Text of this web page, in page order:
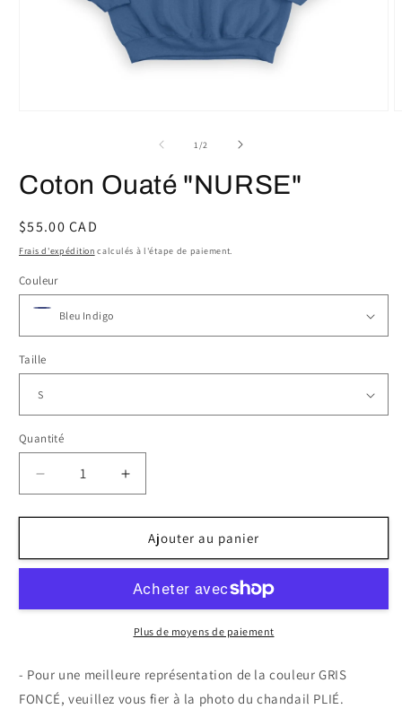
une
fenêtre
1/de2
Coton Ouaté "NURSE"
Prix
habituel
$55.00 CAD
Frais d'expédition calculés à l'étape de paiement.
Couleur
Taille
Quantité
Quantité
Réduire
la
quantité
Coton
&quot;NURSE&quot;
Augmenter
la
quantité
Coton
&quot;NURSE&quot;
Ajouter au panier
Plus de moyens de paiement
- Pour une meilleure représentation de la couleur GRIS
FONCÉ, veuillez vous fier à la photo du chandail PLIÉ.